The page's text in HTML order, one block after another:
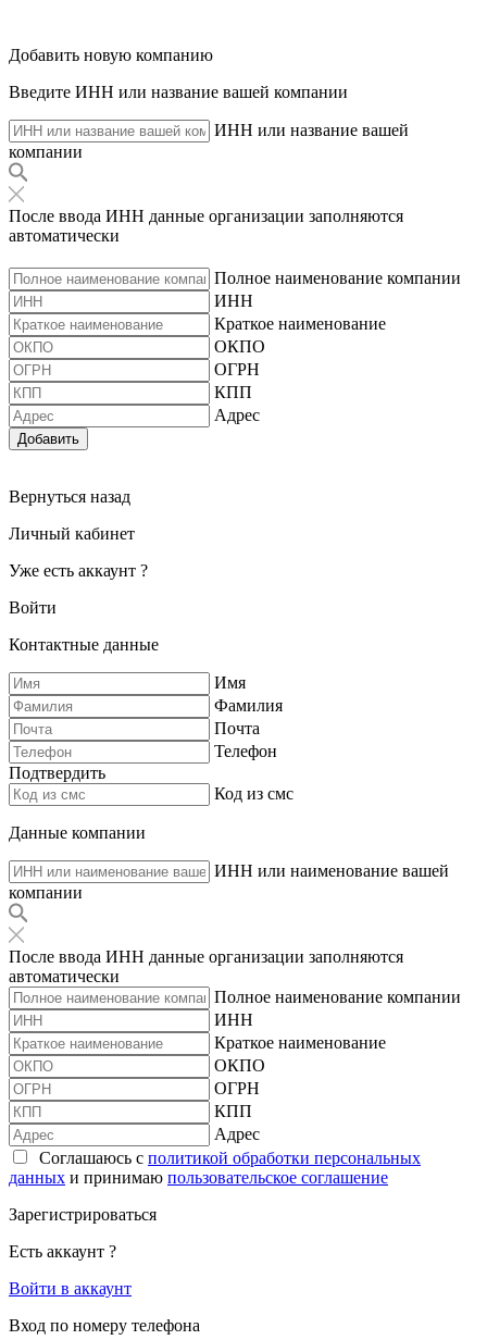
Добавить новую компанию
Введите ИНН или название вашей компании
ИНН или название вашей
компании
После ввода ИНН данные организации заполняются
автоматически
Полное наименование компании
ИНН
Краткое наименование
ОКПО
ОГРН
КПП
Адрес
Добавить
Вернуться назад
Личный кабинет
Уже есть аккаунт ?
Войти
Контактные данные
Имя
Фамилия
Почта
Телефон
Подтвердить
Код из смс
Данные компании
ИНН или наименование вашей
компании
После ввода ИНН данные организации заполняются
автоматически
Полное наименование компании
ИНН
Краткое наименование
ОКПО
ОГРН
КПП
Адрес
Соглашаюсь с политикой обработки персональных
данных и принимаю пользовательское соглашение
Зарегистрироваться
Есть аккаунт ?
Войти в аккаунт
Вход по номеру телефона